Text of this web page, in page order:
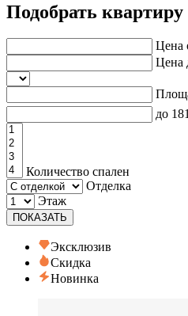
Подобрать
Цена
Цена
до 181
Количество спален
Отделка
Этаж
ПОКАЗАТЬ
Эксклюзив
Скидка
Новинка